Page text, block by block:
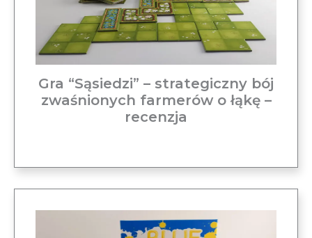
Gra “Sąsiedzi” – strategiczny bój
zwaśnionych farmerów o łąkę –
recenzja